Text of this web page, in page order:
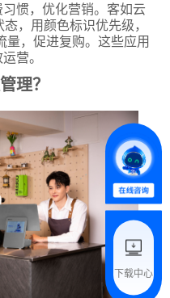
惯，优化营销。客如云
，用颜色标识优先级，
量，促进复购。这些应用
营。
理？
下载中心